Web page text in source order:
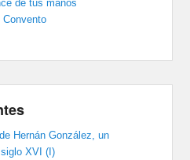
de tus manos
Convento
Hernán González, un
XVI (I)